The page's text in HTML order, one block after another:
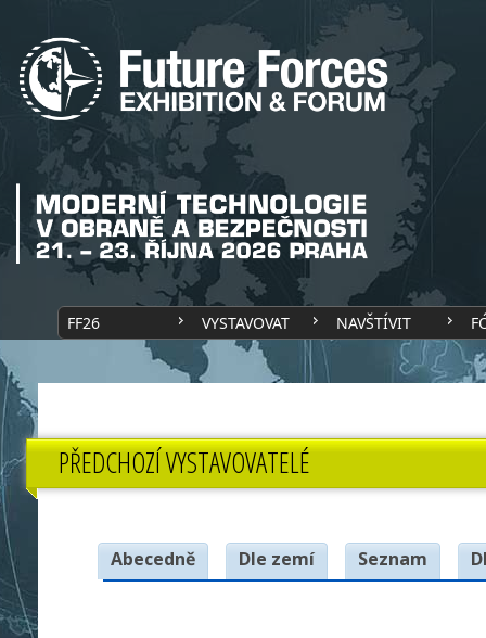
FF26 VYSTAVOVAT NAVŠTÍVIT
PŘEDCHOZÍ VYSTAVOVATELÉ
Abecedně Dle zemí Seznam